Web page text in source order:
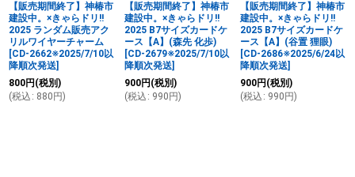
【販売期間終了】神椿市
建設中。×きゃらドリ!!
2025 ランダム販売アク
リルワイヤーチャーム
[CD-2662※2025/7/10以
降順次発送]
800円 (税別)
(税込 : 880 円)
【販売期間終了】神椿市
建設中。×きゃらドリ!!
2025 B7サイズカードケ
ース【A】(森先 化歩)
[CD-2679※2025/7/10以
降順次発送]
900円 (税別)
(税込 : 990 円)
【販売期間終了】神椿市
建設中。×きゃらドリ!!
2025 B7サイズカードケ
ース【A】(谷置 狸眼)
[CD-2686※2025/6/24以
降順次発送]
900円 (税別)
(税込 : 990 円)